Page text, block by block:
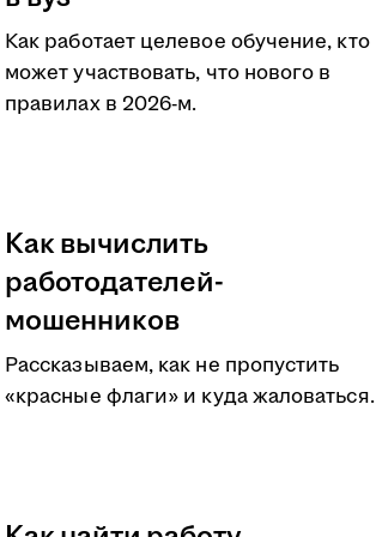
Как работает целевое обучение, кто
может участвовать, что нового в
правилах в 2026-м.
Как вычислить
работодателей-
мошенников
Рассказываем, как не пропустить
«красные флаги» и куда жаловаться.